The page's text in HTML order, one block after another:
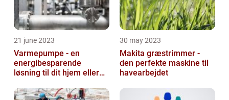
21 june 2023
Varmepumpe - en
energibesparende
løsning til dit hjem eller
30 may 2023
Makita græstrimmer -
den perfekte maskine til
havearbejdet